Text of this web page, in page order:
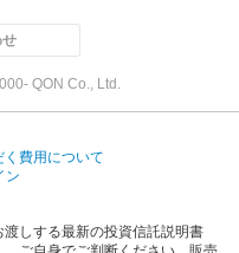
せ
QON Co., Ltd.
費用について
ン
しする最新の投資信託説明書